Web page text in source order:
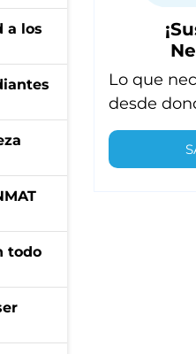
a los
todo
Lo que
desde